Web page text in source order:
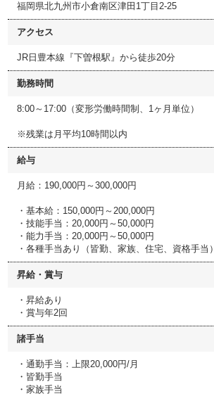
福岡県北九州市小倉南区津田1丁目2-25
アクセス
JR日豊本線『下曽根駅』から徒歩20分
勤務時間
8:00～17:00（変形労働時間制、1ヶ月単位）
※残業は月平均10時間以内
給与
月給：190,000円～300,000円
・基本給：150,000円～200,000円
・技能手当：20,000円～50,000円
・能力手当：20,000円～50,000円
・各種手当あり（皆勤、家族、住宅、資格手当）
昇給・賞与
・昇給あり
・賞与年2回
諸手当
・通勤手当：上限20,000円/月
・皆勤手当
・家族手当